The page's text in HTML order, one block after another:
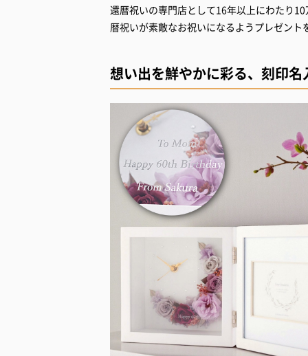
還暦祝いの専門店として16年以上にわたり
暦祝いが素敵なお祝いになるようプレゼン
想い出を鮮やかに彩る、刻印